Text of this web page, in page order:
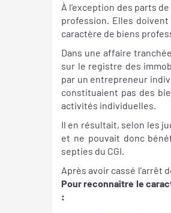
À l’exception des parts
profession. Elles
caractère de biens
Dans une affaire
sur le registre des
par un entrepreneur
constituaient pas des
activités individuelles.
Il en résultait, selon les
et ne pouvait donc
septies du CGI.
Après avoir cassé l’arrêt
Pour reconnaître le
: